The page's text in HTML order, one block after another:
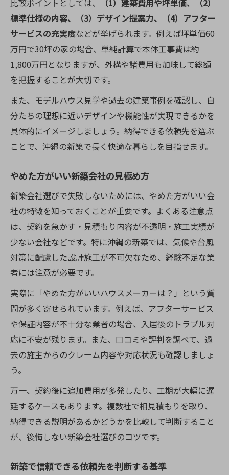
比較ポイントとしては、
（1）建築費用や坪単価、（2）
標準仕様の内容、（3）デザイン提案力、（4）アフター
サービスの充実度などが挙げられます。例えば坪単価60
万円で30坪の家の場合、単純計算で本体工事費は約
1,800万円となりますが、外構や諸費用も加味して総額
を把握することが大切です。
また、モデルハウス見学や過去の建築事例を確認し、自
分たちの理想に近いデザインや機能性が実現できるかを
具体的にイメージしましょう。納得できる依頼先を選ぶ
ことで、沖縄の新築で長く快適な暮らしを目指せます。
やめた方がいい新築会社の見極め方
新築会社選びで失敗しないためには、やめた方がいい会
社の特徴を知っておくことが重要です。よくある注意点
は、契約を急かす・見積もり内容が不透明・施工実績が
少ない会社などです。特に沖縄の新築では、気候や台風
対策に配慮した設計施工が不可欠なため、経験不足な業
者には注意が必要です。
実際に「やめた方がいいハウスメーカーは？」という質
問が多く寄せられています。例えば、アフターサービス
や保証内容が不十分な業者の場合、入居後のトラブル対
応に不安が残ります。また、口コミや評判を調べて、過
去の施主からのクレーム内容や対応状況も確認しましょ
う。
万一、契約後に追加費用が多発したり、工期が大幅に遅
延するケースもあります。複数社で相見積もりを取り、
納得できる説明があるかどうかを比較して判断すること
が、後悔しない新築会社選びのコツです。
新築で信頼できる依頼先を判断する基準